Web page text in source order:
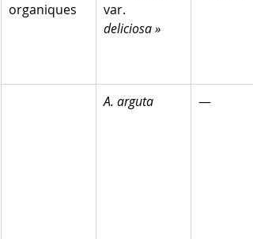
organiques
var.
deliciosa »
A. arguta —